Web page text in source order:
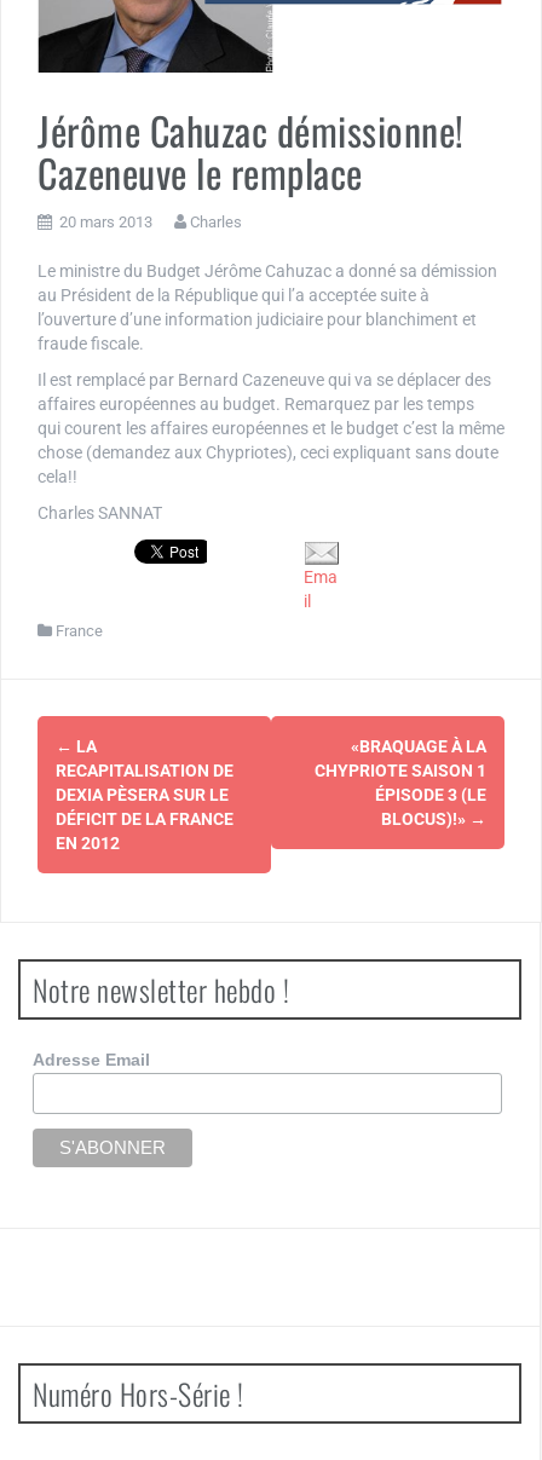
Jérôme Cahuzac démissionne!
Cazeneuve le remplace
20 mars 2013 Charles
Le ministre du Budget Jérôme Cahuzac a donné sa démission
au Président de la République qui l’a acceptée suite à
l’ouverture d’une information judiciaire pour blanchiment et
fraude fiscale.
Il est remplacé par Bernard Cazeneuve qui va se déplacer des
affaires européennes au budget. Remarquez par les temps
qui courent les affaires européennes et le budget c’est la même
chose (demandez aux Chypriotes), ceci expliquant sans doute
cela!!
Charles SANNAT
Ema
il
France
Navigation
d'article
← LA
RECAPITALISATION DE
DEXIA PÈSERA SUR LE
DÉFICIT DE LA FRANCE
EN 2012
«BRAQUAGE À LA
CHYPRIOTE SAISON 1
ÉPISODE 3 (LE
BLOCUS)!» →
Notre newsletter hebdo !
Adresse Email
Numéro Hors-Série !